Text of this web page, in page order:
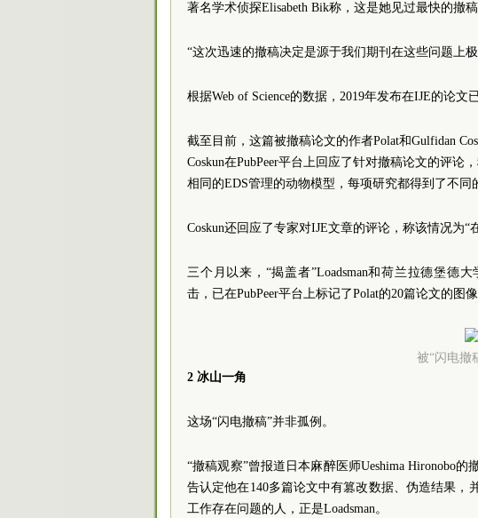
著名学术侦探Elisabeth Bik称，这是她见过最快的撤稿
“这次迅速的撤稿决定是源于我们期刊在这些问题上
根据Web of Science的数据，2019年发布在IJE的论文
截至目前，这篇被撤稿论文的作者Polat和Gulfidan
Coskun在PubPeer平台上回应了针对撤稿论文的评
相同的EDS管理的动物模型，每项研究都得到了不同
Coskun还回应了专家对IJE文章的评论，称该情况为“
三个月以来，“揭盖者”Loadsman和荷兰拉德堡德
击，已在PubPeer平台上标记了Polat的20篇论文的图像
被“闪电撤
2 冰山一角
这场“闪电撤稿”并非孤例。
“撤稿观察”曾报道日本麻醉医师Ueshima Hironobo
告认定他在140多篇论文中有篡改数据、伪造结果
工作存在问题的人，正是Loadsman。